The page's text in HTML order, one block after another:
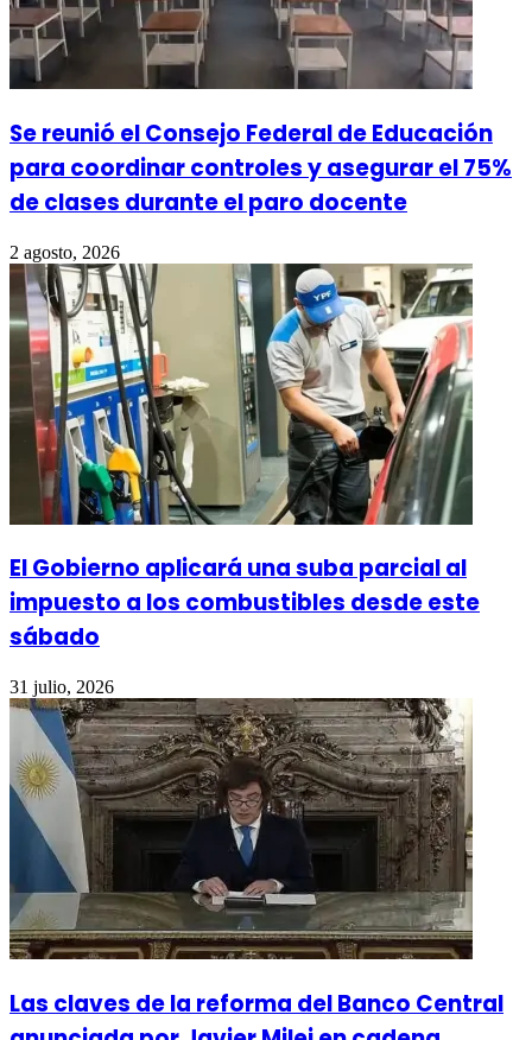
Se reunió el Consejo Federal de Educación
para coordinar controles y asegurar el 75%
de clases durante el paro docente
2 agosto, 2026
El Gobierno aplicará una suba parcial al
impuesto a los combustibles desde este
sábado
31 julio, 2026
Las claves de la reforma del Banco Central